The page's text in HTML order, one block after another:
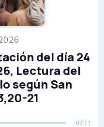
del día 24
Lectura del
según San
21
07:11